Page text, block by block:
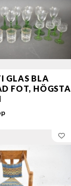
GLAS BLA
FOT, HÖGSTA